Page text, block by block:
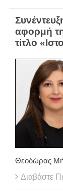
αφορμή
τίτλο
Θεοδώρας
Διαβάστε